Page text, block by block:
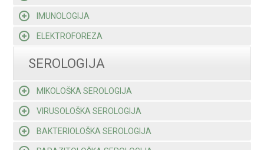
IMUNOLOGIJA
ELEKTROFOREZA
SEROLOGIJA
MIKOLOŠKA SEROLOGIJA
VIRUSOLOŠKA SEROLOGIJA
BAKTERIOLOŠKA SEROLOGIJA